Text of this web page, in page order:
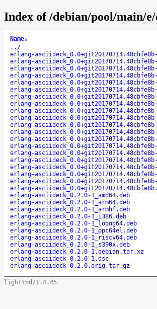
Index of /debian/pool/main/
Name↓
.. /
erlang-asciideck_0.0+git20170714.48cbfe8b-
erlang-
erlang-
erlang-
erlang-
erlang-
erlang-
erlang-
erlang-
erlang-
erlang-asciideck_0.0+git20170714.48cbfe8b-
erlang-asciideck_0.0+git20170714.48cbfe8b-
erlang-
erlang-asciideck_0.0+git20170714.48cbfe8b-
erlang-
erlang-
erlang-asciideck_0.0+git20170714.48cbfe8b-
erlang-asciideck_0.0+git20170714.48cbfe8b-
erlang-
erlang-
erlang-asciideck_0.2.0-1_amd64.deb
erlang-asciideck_0.2.0-1_arm64.deb
erlang-asciideck_0.2.0-1_armhf.deb
erlang-asciideck_0.2.0-1_i386.deb
erlang-asciideck_0.2.0-1_loong64.deb
erlang-asciideck_0.2.0-1_ppc64el.deb
erlang-asciideck_0.2.0-1_riscv64.deb
erlang-asciideck_0.2.0-1_s390x.deb
erlang-asciideck_0.2.0-1.debian.tar.xz
erlang-asciideck_0.2.0-1.dsc
erlang-asciideck_0.2.0.orig.tar.gz
lighttpd/1.4.45